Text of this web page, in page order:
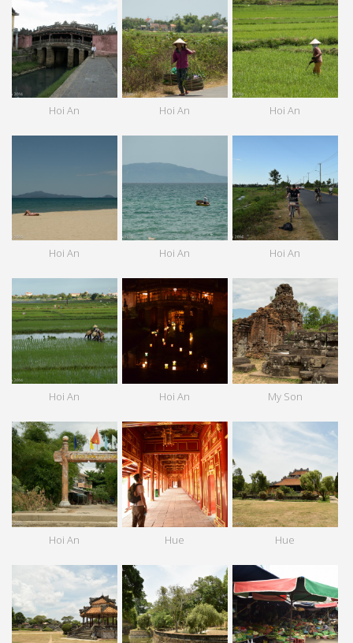
Hoi An Hoi An Hoi An
Hoi An Hoi An Hoi An
Hoi An Hoi An My Son
Hoi An Hue Hue